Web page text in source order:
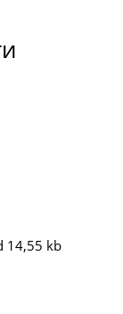
14,55 kb